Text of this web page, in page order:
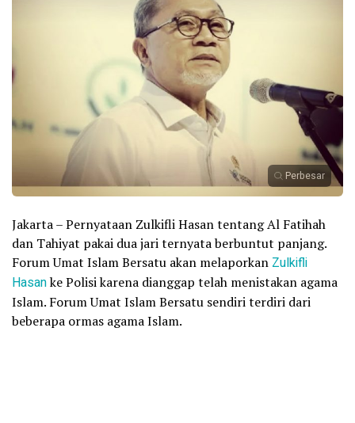
Perbesar
Jakarta – Pernyataan Zulkifli Hasan tentang Al Fatihah
dan Tahiyat pakai dua jari ternyata berbuntut panjang.
Forum Umat Islam Bersatu akan melaporkan Zulkifli
Hasanke Polisi karena dianggap telah menistakan agama
Islam. Forum Umat Islam Bersatu sendiri terdiri dari
beberapa ormas agama Islam.